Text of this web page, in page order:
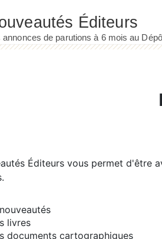
Éditeurs vous permet d'être
livres
documents cartographiques